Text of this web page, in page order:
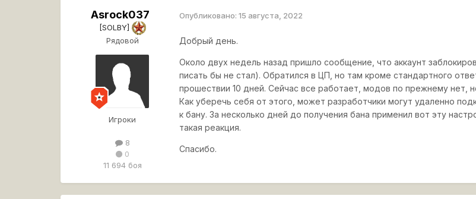
Asrock037
[SOLBY]
Рядовой
Игроки
8
0
11 694 боя
Опубликовано:15 августа, 2022
Добрый день.
Около двух недель назад пришло сообщение, что аккаунт
писать бы не стал). Обратился в ЦП, но там кроме стандартного
прошествии 10 дней. Сейчас все работает, модов по прежнему нет,
Как уберечь себя от этого, может разработчики могут удаленно
к бану. За несколько дней до получения бана применил вот эту
такая реакция.
Спасибо.